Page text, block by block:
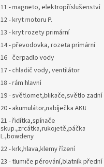
11 - magneto, elektropříslušenství
12 - kryt motoru P.
13 - kryt rozety primární
14 - převodovka, rozeta primární
16 - čerpadlo vody
17 - chladič vody, ventilátor
18 - rám hlavní
19 - světlomet,blikače,světlo zadní
20 - akumulátor,nabíječka AKU
21 - řidítka,spínače
skup.,zrcátka,rukojetě,páčka
L.,bowdeny
22 - krk,hlava,klemy řízení
23 - tlumiče pérování,blatník přední